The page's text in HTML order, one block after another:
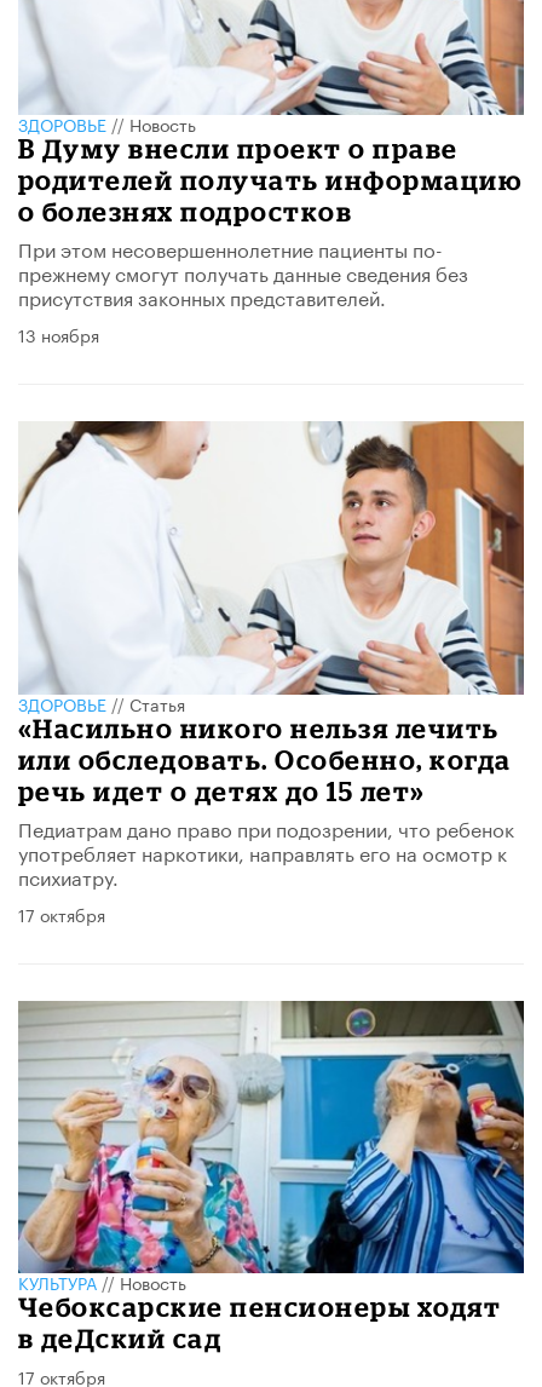
ЗДОРОВЬЕ// Новость
В Думу внесли проект о праве
родителей получать информацию
о болезнях подростков
При этом несовершеннолетние пациенты по-
прежнему смогут получать данные сведения без
присутствия законных представителей.
13 ноября
ЗДОРОВЬЕ//Статья
«Насильно никого нельзя лечить
или обследовать. Особенно, когда
речь идет о детях до 15 лет»
Педиатрам дано право при подозрении, что ребенок
употребляет наркотики, направлять его на осмотр к
психиатру.
17 октября
КУЛЬТУРА//Новость
Чебоксарские пенсионеры ходят
в деДский сад
17 октября